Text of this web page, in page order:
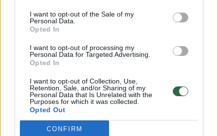
I want to opt-out of the Sale of my
Personal Data.
Opted In
I want to opt-out of processing my
Personal Data for Targeted Advertising.
Opted In
I want to opt-out of Collection, Use,
Retention, Sale, and/or Sharing of my
Personal Data that Is Unrelated with the
Purposes for which it was collected.
Opted Out
CONFIRM
Medžiai šį rudenį taip pat bus sodinami ir
Žirmūnuose, Viršuliškėse, Šeškinėje. Šiuose
rajonuose daugiausia bus sodinama
kiemuose, užpildomos tuščios vietos, kuriose
želdiniai neprigijo.
Pažymėtina, kad prieš žiemą paruošta ir 13,3